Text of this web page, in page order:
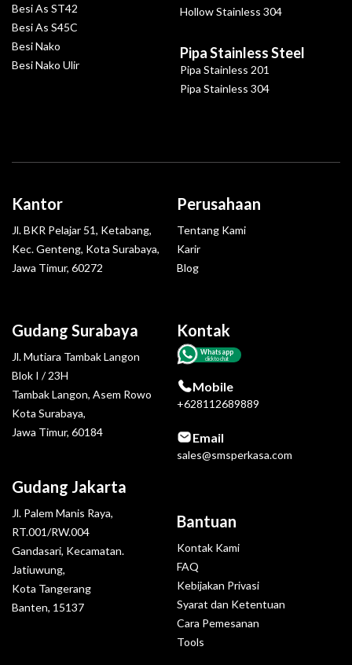
Besi As ST42
Besi As S45C
Besi Nako
Besi Nako Ulir
Hollow Stainless 304
Pipa Stainless Steel
Pipa Stainless 201
Pipa Stainless 304
Gudang Surabaya
Jl. Mutiara Tambak Langon
Blok I / 23H
Tambak Langon, Asem Rowo
Kota Surabaya,
Jawa Timur, 60184
Gudang Jakarta
Jl. Palem Manis Raya,
RT.001/RW.004
Gandasari, Kecamatan.
Jatiuwung,
Kota Tangerang
Banten, 15137
Kantor
Jl. BKR Pelajar 51, Ketabang,
Kec. Genteng, Kota Surabaya,
Jawa Timur, 60272
Kontak
Whatsapp
click to chat
Mobile
+628112689889
Email
sales@smsperkasa.com
Perusahaan
Tentang Kami
Karir
Blog
Bantuan
Kontak Kami
FAQ
Kebijakan Privasi
Syarat dan Ketentuan
Cara Pemesanan
Tools